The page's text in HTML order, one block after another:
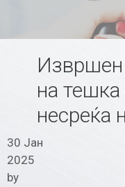
Извршен
на тешка
несреќа
30 Јан
2025
by